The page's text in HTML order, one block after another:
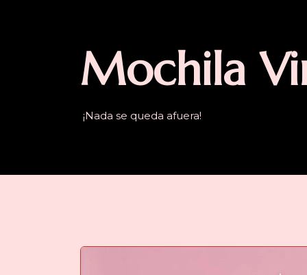
Mochila
¡Nada se queda afuera!